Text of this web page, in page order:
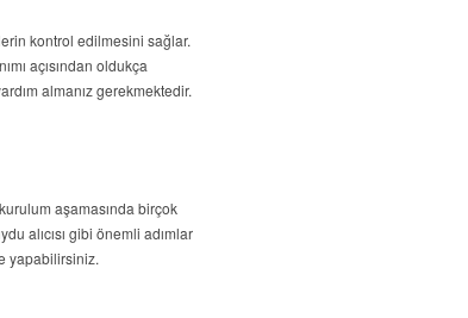
kontrol edilmesini sağlar.
açısından oldukça
almanız gerekmektedir.
aşamasında birçok
alıcısı gibi önemli adımlar
yapabilirsiniz.